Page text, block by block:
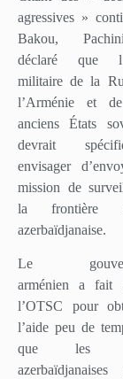
agressives »
Bakou,
déclaré que
militaire de la
l’Arménie et
anciens États
devrait
envisager
mission de
la frontière
azerbaïdjanaise.
Le
arménien a fait
l’OTSC pour
l’aide peu de
que les
azerbaïdjanaises